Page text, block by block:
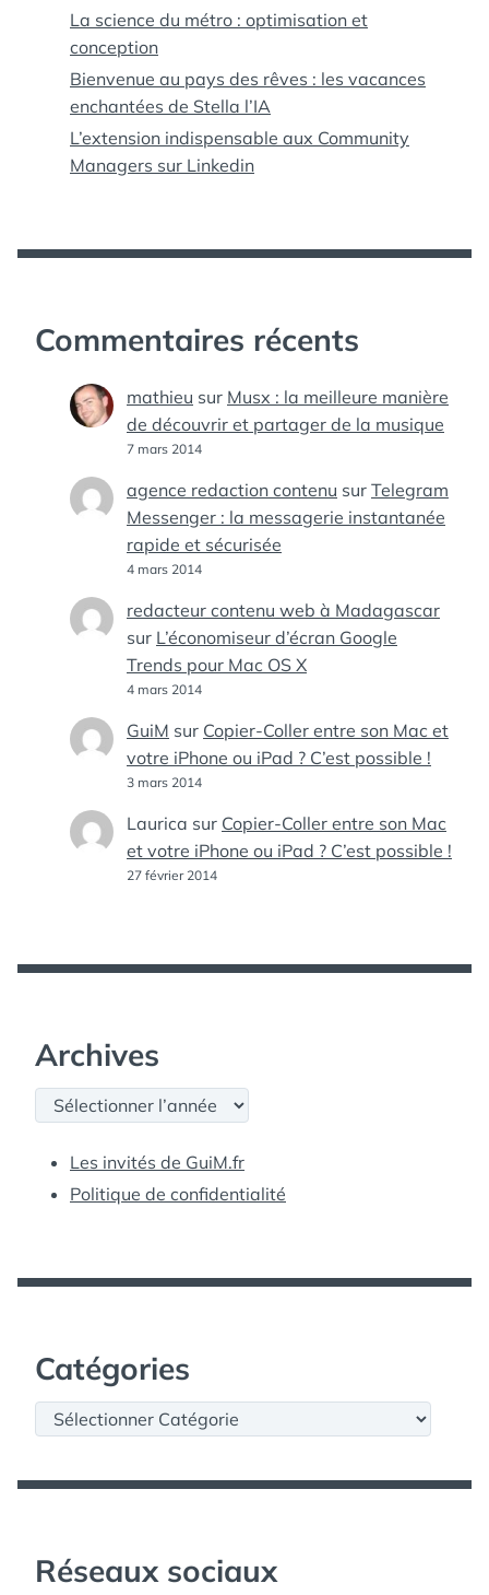
La science du métro : optimisation et
conception
Bienvenue au pays des rêves : les vacances
enchantées de Stella l’IA
L’extension indispensable aux Community
Managers sur Linkedin
Commentaires récents
mathieu sur Musx : la meilleure manière
de découvrir et partager de la musique
7 mars 2014
agence redaction contenu sur Telegram
Messenger : la messagerie instantanée
rapide et sécurisée
4 mars 2014
redacteur contenu web à Madagascar
sur L’économiseur d’écran Google
Trends pour Mac OS X
4 mars 2014
GuiM sur Copier-Coller entre son Mac et
votre iPhone ou iPad ? C’est possible !
3 mars 2014
Laurica sur Copier-Coller entre son Mac
et votre iPhone ou iPad ? C’est possible !
27 février 2014
Archives
Archives
Les invités de GuiM.fr
Politique de confidentialité
Catégories
Catégories
Réseaux sociaux